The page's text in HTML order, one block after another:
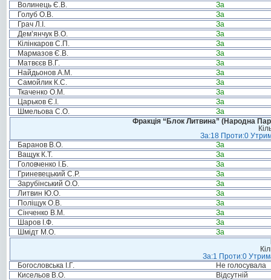
Волинець Є.В.
За
Голуб О.В.
За
Грач Л.І.
За
Дем’янчук В.О.
За
Кілінкаров С.П.
За
Мармазов Є.В.
За
Матвєєв В.Г.
За
Найдьонов А.М.
За
Самойлик К.С.
За
Ткаченко О.М.
За
Царьков Є.І.
За
Шмельова С.О.
За
Фракція “Блок Литвина” (Народна
За:18 Проти:0
Баранов В.О.
За
Ващук К.Т.
За
Головченко І.Б.
За
Гриневецький С.Р.
За
Зарубінський О.О.
За
Литвин Ю.О.
За
Поліщук О.В.
За
Сінченко В.М.
За
Шаров І.Ф.
За
Шмідт М.О.
За
За:1 Проти:0
Богословська І.Г.
Не голосувала
Кисельов В.О.
Відсутній